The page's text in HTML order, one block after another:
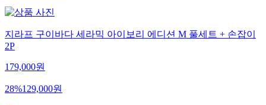
지라프 구이바다 세라믹 아이보리 에디션 M 풀세트 + 손잡이
2P
179,000원
28%129,000원